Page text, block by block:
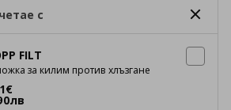
с
FILT
за килим против хлъзгане
€11,71 €
лв